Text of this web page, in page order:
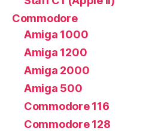
Commodore
Amiga 1000
Amiga 1200
Amiga 2000
Amiga 500
Commodore 116
Commodore 128